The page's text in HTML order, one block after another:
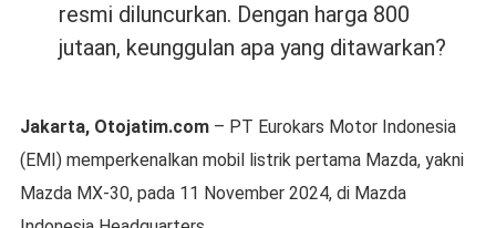
resmi diluncurkan. Dengan harga 800
jutaan, keunggulan apa yang ditawarkan?
Jakarta, Otojatim.com– PT Eurokars Motor Indonesia
(EMI) memperkenalkan mobil listrik pertama Mazda, yakni
Mazda MX-30, pada 11 November 2024, di Mazda